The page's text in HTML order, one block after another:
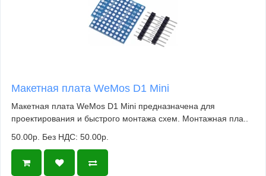
Макетная плата WeMos D1 Mini
Макетная плата WeMos D1 Mini предназначена для
проектирования и быстрого монтажа схем. Монтажная пла..
50.00р. Без НДС: 50.00р.